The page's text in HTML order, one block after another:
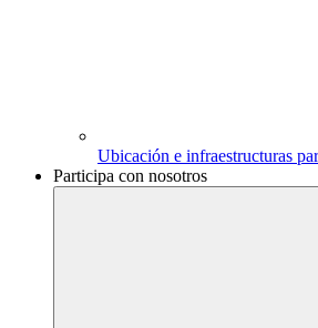
Ubicación e infraestructuras
Participa con nosotros